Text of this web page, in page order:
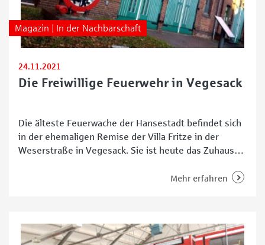
Magazin | In der Nachbarschaft
24.11.2021
Die Freiwillige Feuerwehr in Vegesack
Die älteste Feuerwache der Hansestadt befindet sich
in der ehemaligen Remise der Villa Fritze in der
Weserstraße in Vegesack. Sie ist heute das Zuhause
am 20. Mai 1897 als erste solche Gemeinschaft in
Mehr erfahren